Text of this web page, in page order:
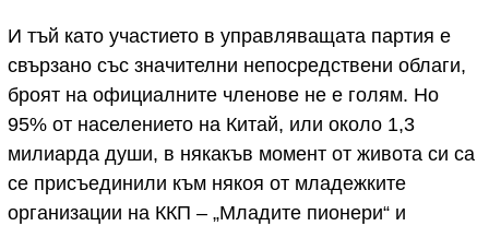
И тъй като участието в управляващата партия е
свързано със значителни непосредствени облаги,
броят на официалните членове не е голям. Но
95% от населението на Китай, или около 1,3
милиарда души, в някакъв момент от живота си са
се присъединили към някоя от младежките
организации на ККП – „Младите пионери“ и